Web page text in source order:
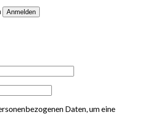
Anmelden
Daten, um eine